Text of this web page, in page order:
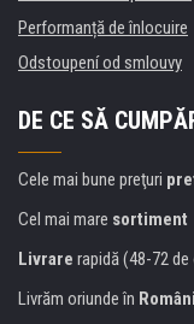
Performanță de înlocuire
Odstoupení od smlouvy
DE CE SĂ
Cele mai bune preţuri
Cel mai mare sortiment
Livrare rapidă (48-72 de
Livrăm oriunde în